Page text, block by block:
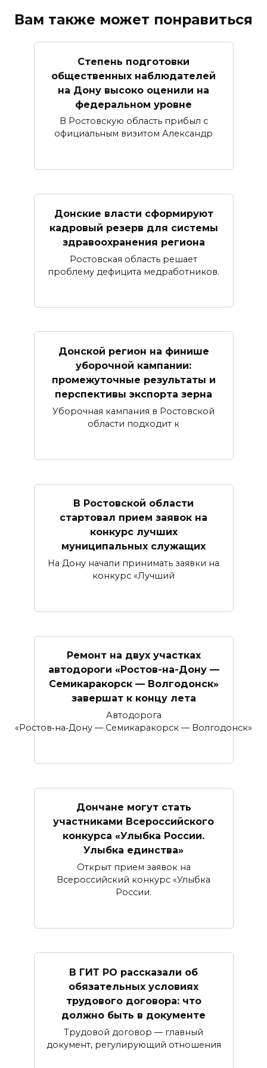
Вам также может понравиться
Степень подготовки
общественных наблюдателей
на Дону высоко оценили на
федеральном уровне
В Ростовскую область прибыл с
официальным визитом Александр
Донские власти сформируют
кадровый резерв для системы
здравоохранения региона
Ростовская область решает
проблему дефицита медработников.
Донской регион на финише
уборочной кампании:
промежуточные результаты и
перспективы экспорта зерна
Уборочная кампания в Ростовской
области подходит к
В Ростовской области
стартовал прием заявок на
конкурс лучших
муниципальных служащих
На Дону начали принимать заявки на
конкурс «Лучший
Ремонт на двух участках
автодороги «Ростов-на-Дону —
Семикаракорск — Волгодонск»
завершат к концу лета
Автодорога
«Ростов‑на‑Дону — Семикаракорск — Волгодонск»
Дончане могут стать
участниками Всероссийского
конкурса «Улыбка России.
Улыбка единства»
Открыт прием заявок на
Всероссийский конкурс «Улыбка
России.
В ГИТ РО рассказали об
обязательных условиях
трудового договора: что
должно быть в документе
Трудовой договор — главный
документ, регулирующий отношения